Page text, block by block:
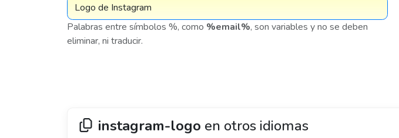
Palabras entre símbolos %, como %email%, son variables y no se deben
eliminar, ni traducir.
instagram-logo en otros idiomas